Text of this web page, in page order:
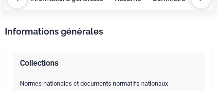
Informations générales
Collections
Normes nationales et documents normatifs nationaux